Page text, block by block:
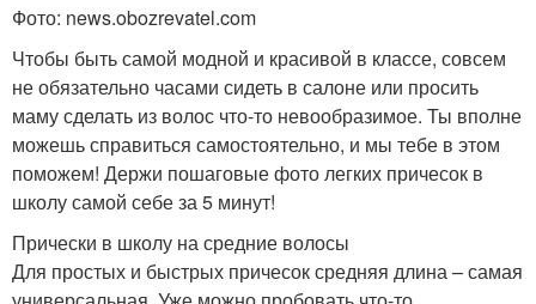
Фото: news.obozrevatel.com
Чтобы быть самой модной и красивой в классе, совсем
не обязательно часами сидеть в салоне или просить
маму сделать из волос что-то невообразимое. Ты вполне
можешь справиться самостоятельно, и мы тебе в этом
поможем! Держи пошаговые фото легких причесок в
школу самой себе за 5 минут!
Прически в школу на средние волосы
Для простых и быстрых причесок средняя длина – самая